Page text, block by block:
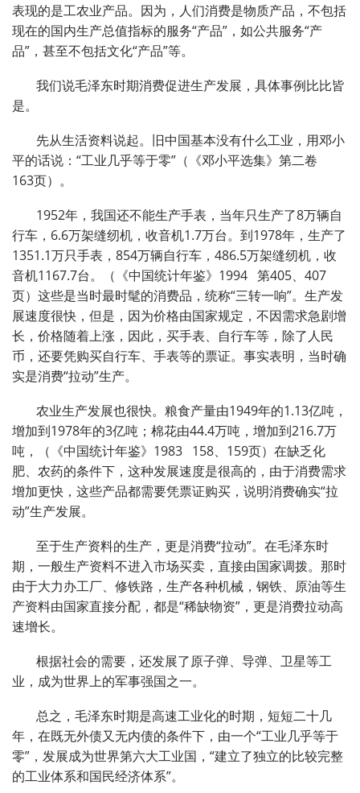
表现的是工农业产品。因为，人们消费是物质产品，不包括
现在的国内生产总值指标的服务“产品”，如公共服务“产
品”，甚至不包括文化“产品”等。
我们说毛泽东时期消费促进生产发展，具体事例比比皆
是。
先从生活资料说起。旧中国基本没有什么工业，用邓小
平的话说：“工业几乎等于零”（《邓小平选集》第二卷
163页）。
1952年，我国还不能生产手表，当年只生产了8万辆自
行车，6.6万架缝纫机，收音机1.7万台。到1978年，生产了
1351.1万只手表，854万辆自行车，486.5万架缝纫机，收
音机1167.7台。（《中国统计年鉴》1994 第405、407
页）这些是当时最时髦的消费品，统称“三转一响”。生产发
展速度很快，但是，因为价格由国家规定，不因需求急剧增
长，价格随着上涨，因此，买手表、自行车等，除了人民
币，还要凭购买自行车、手表等的票证。事实表明，当时确
实是消费“拉动”生产。
农业生产发展也很快。粮食产量由1949年的1.13亿吨，
增加到1978年的3亿吨；棉花由44.4万吨，增加到216.7万
吨，（《中国统计年鉴》1983 158、159页）在缺乏化
肥、农药的条件下，这种发展速度是很高的，由于消费需求
增加更快，这些产品都需要凭票证购买，说明消费确实“拉
动”生产发展。
至于生产资料的生产，更是消费“拉动”。在毛泽东时
期，一般生产资料不进入市场买卖，直接由国家调拨。那时
由于大力办工厂、修铁路，生产各种机械，钢铁、原油等生
产资料由国家直接分配，都是“稀缺物资”，更是消费拉动高
速增长。
根据社会的需要，还发展了原子弹、导弹、卫星等工
业，成为世界上的军事强国之一。
总之，毛泽东时期是高速工业化的时期，短短二十几
年，在既无外债又无内债的条件下，由一个“工业几乎等于
零”，发展成为世界第六大工业国，“建立了独立的比较完整
的工业体系和国民经济体系”。